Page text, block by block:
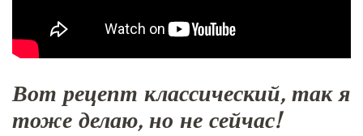
Вот рецепт классический, так я
тоже делаю, но не сейчас!